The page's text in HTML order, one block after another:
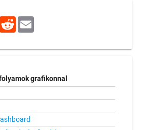
RedditEmail
grafikonnal